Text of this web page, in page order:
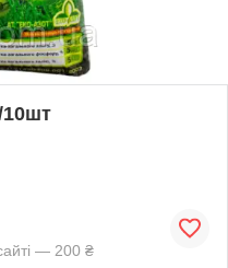
— 200 ₴